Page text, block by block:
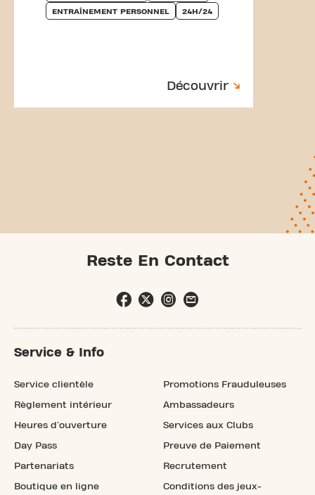
ENTRAÎNEMENT PERSONNEL 24H/24
Découvrir
Reste En Contact
Service & Info
Service clientèle
Règlement intérieur
Heures d'ouverture
Day Pass
Partenariats
Boutique en ligne
Promotions Frauduleuses
Ambassadeurs
Services aux Clubs
Preuve de Paiement
Recrutement
Conditions des jeux-